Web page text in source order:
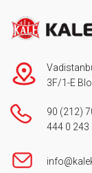
3F/1-E
90 (212)
444 0 243